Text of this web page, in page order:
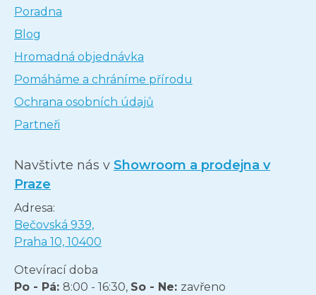
Poradna
Blog
Hromadná objednávka
Pomáháme a chráníme přírodu
Ochrana osobních údajů
Partneři
Navštivte nás v Showroom a prodejna v
Praze
Adresa:
Bečovská 939,
Praha 10, 10400
Otevírací doba
Po - Pá: 8:00 - 16:30, So - Ne: zavřeno